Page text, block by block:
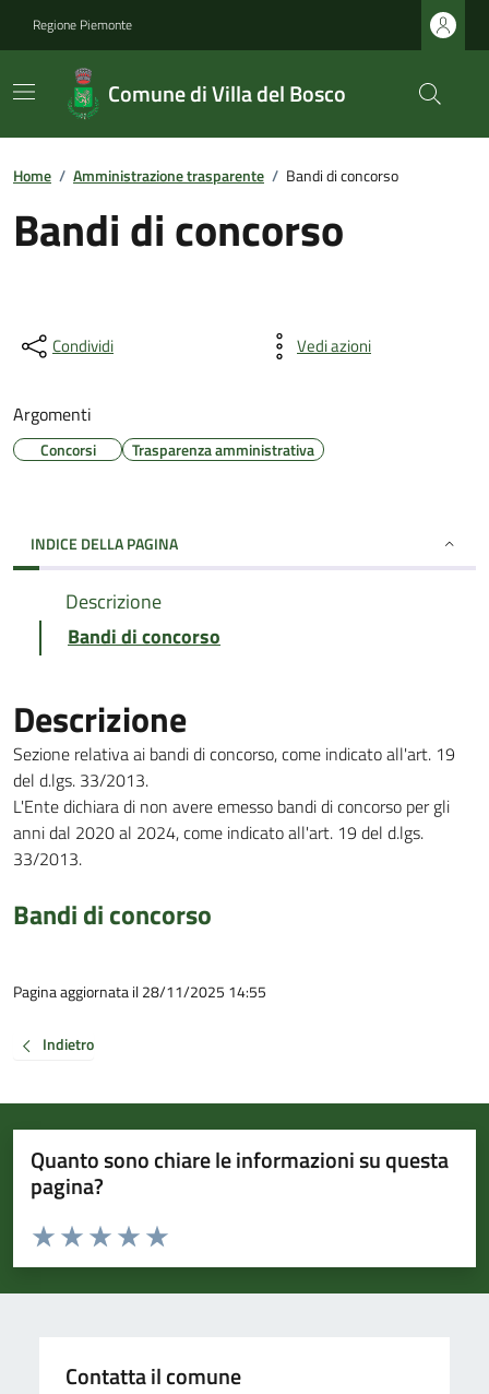
Regione Piemonte
Comune di Villa del Bosco
Home / Amministrazione trasparente / Bandi di concorso
Bandi di concorso
Condividi Vedi azioni
Argomenti
Concorsi Trasparenza amministrativa
INDICE DELLA PAGINA
Descrizione
Bandi di concorso
Descrizione
Sezione relativa ai bandi di concorso, come indicato all'art. 19
del d.lgs. 33/2013.
L'Ente dichiara di non avere emesso bandi di concorso per gli
anni dal 2020 al 2024, come indicato all'art. 19 del d.lgs.
33/2013.
Bandi di concorso
Pagina aggiornata il 28/11/2025 14:55
Indietro
Quanto sono chiare le informazioni su questa
pagina?
Valuta da 1 a 5 stelle la pagina
Valuta 5 stelle su 5
Valuta 4 stelle su 5
Valuta 3 stelle su 5
Valuta 2 stelle su 5
Valuta 1 stelle su 5
Contatta il comune